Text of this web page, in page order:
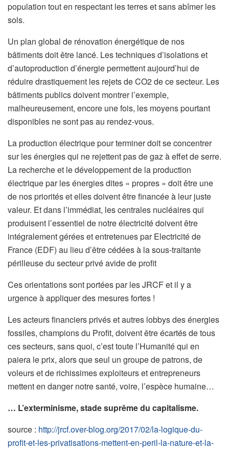
population tout en respectant les terres et sans abîmer les
sols.
Un plan global de rénovation énergétique de nos
bâtiments doit être lancé. Les techniques d’isolations et
d’autoproduction d’énergie permettent aujourd’hui de
réduire drastiquement les rejets de CO2 de ce secteur. Les
bâtiments publics doivent montrer l’exemple,
malheureusement, encore une fois, les moyens pourtant
disponibles ne sont pas au rendez-vous.
La production électrique pour terminer doit se concentrer
sur les énergies qui ne rejettent pas de gaz à effet de serre.
La recherche et le développement de la production
électrique par les énergies dites « propres » doit être une
de nos priorités et elles doivent être financée à leur juste
valeur. Et dans l’immédiat, les centrales nucléaires qui
produisent l’essentiel de notre électricité doivent être
intégralement gérées et entretenues par Electricité de
France (EDF) au lieu d’être cédées à la sous-traitante
périlleuse du secteur privé avide de profit
Ces orientations sont portées par les JRCF et il y a
urgence à appliquer des mesures fortes !
Les acteurs financiers privés et autres lobbys des énergies
fossiles, champions du Profit, doivent être écartés de tous
ces secteurs, sans quoi, c’est toute l’Humanité qui en
paiera le prix, alors que seul un groupe de patrons, de
voleurs et de richissimes exploiteurs et entrepreneurs
mettent en danger notre santé, voire, l’espèce humaine…
… L’exterminisme, stade suprême du capitalisme.
source : http://jrcf.over-blog.org/2017/02/la-logique-du-
profit-et-les-privatisations-mettent-en-peril-la-nature-et-la-